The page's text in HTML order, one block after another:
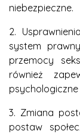
niebezpieczne.
2.
system
przemocy
również
psychologiczne
3. Zmiana
postaw